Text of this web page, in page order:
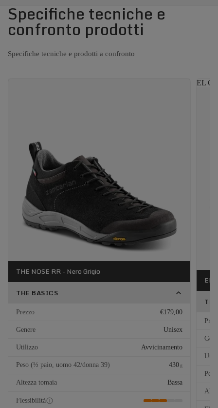
Specifiche tecniche e
confronto prodotti
Specifiche tecniche e prodotti a confronto
THE NOSE RR - Nero Grigio
THE BASICS
Prezzo €179,00
Genere Unisex
Utilizzo Avvicinamento
Peso (½ paio, uomo 42/donna 39) 430 g
Altezza tomaia Bassa
Flessibilità
EL
EL